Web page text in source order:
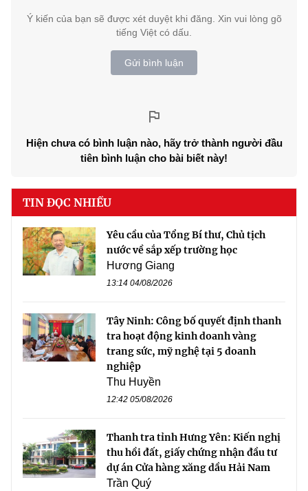
Ý kiến của bạn sẽ được xét duyệt khi đăng. Xin vui lòng gõ
tiếng Việt có dấu.
Gửi bình luận
Hiện chưa có bình luận nào, hãy trở thành người đầu
tiên bình luận cho bài biết này!
TIN ĐỌC NHIỀU
Yêu cầu của Tổng Bí thư, Chủ tịch
nước về sắp xếp trường học
Hương Giang
13:14 04/08/2026
Tây Ninh: Công bố quyết định thanh
tra hoạt động kinh doanh vàng
trang sức, mỹ nghệ tại 5 doanh
nghiệp
Thu Huyền
12:42 05/08/2026
Thanh tra tỉnh Hưng Yên: Kiến nghị
thu hồi đất, giấy chứng nhận đầu tư
dự án Cửa hàng xăng dầu Hải Nam
Trần Quý